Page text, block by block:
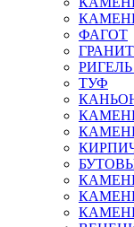
ФАГОТ
ГРАНИТ
ТУФ